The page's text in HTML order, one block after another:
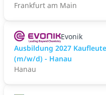
Frankfurt am Main
Evonik
Ausbildung 2027
(m/w/d) - Hanau
Hanau